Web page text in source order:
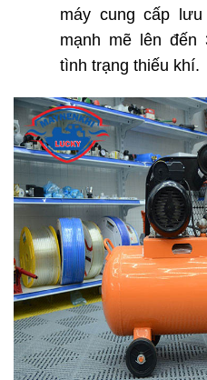
máy cung cấp
mạnh mẽ lên đến
tình trạng thiếu khí.